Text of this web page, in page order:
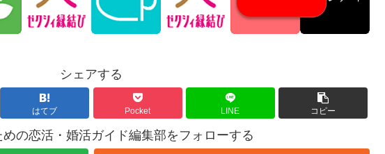
シェアする
はてブ Pocket LINE コピー
の恋活・婚活ガイド編集部をフォローする